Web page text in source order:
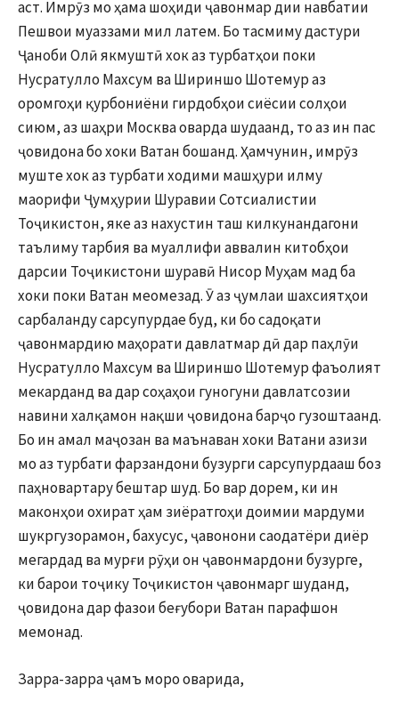
аст. Имрӯз мо ҳама шоҳиди ҷавонмар дии навбатии
Пешвои муаззами мил латем. Бо тасмиму дастури
Ҷаноби Олӣ якмуштӣ хок аз турбатҳои поки
Нусратулло Махсум ва Шириншо Шотемур аз
оромгоҳи қурбониёни гирдобҳои сиёсии солҳои
сиюм, аз шаҳри Москва оварда шудаанд, то аз ин пас
ҷовидона бо хоки Ватан бошанд. Ҳамчунин, имрӯз
муште хок аз турбати ходими машҳури илму
маорифи Ҷумҳурии Шуравии Сотсиалистии
Тоҷикистон, яке аз нахустин таш килкунандагони
таълиму тарбия ва муаллифи аввалин китобҳои
дарсии Тоҷикистони шуравӣ Нисор Муҳам мад ба
хоки поки Ватан меомезад. Ӯ аз ҷумлаи шахсиятҳои
сарбаланду сарсупурдае буд, ки бо садоқати
ҷавонмардию маҳорати давлатмар дӣ дар паҳлӯи
Нусратулло Махсум ва Шириншо Шотемур фаъолият
мекарданд ва дар соҳаҳои гуногуни давлатсозии
навини халқамон нақши ҷовидона барҷо гузоштаанд.
Бо ин амал маҷозан ва маънаван хоки Ватани азизи
мо аз турбати фарзандони бузурги сарсупурдааш боз
паҳновартару бештар шуд. Бо вар дорем, ки ин
маконҳои охират ҳам зиёратгоҳи доимии мардуми
шукргузорамон, бахусус, ҷавонони саодатёри диёр
мегардад ва мурғи рӯҳи он ҷавонмардони бузурге,
ки барои тоҷику Тоҷикистон ҷавонмарг шуданд,
ҷовидона дар фазои беғубори Ватан парафшон
мемонад.
Зарра-зарра ҷамъ моро оварида,